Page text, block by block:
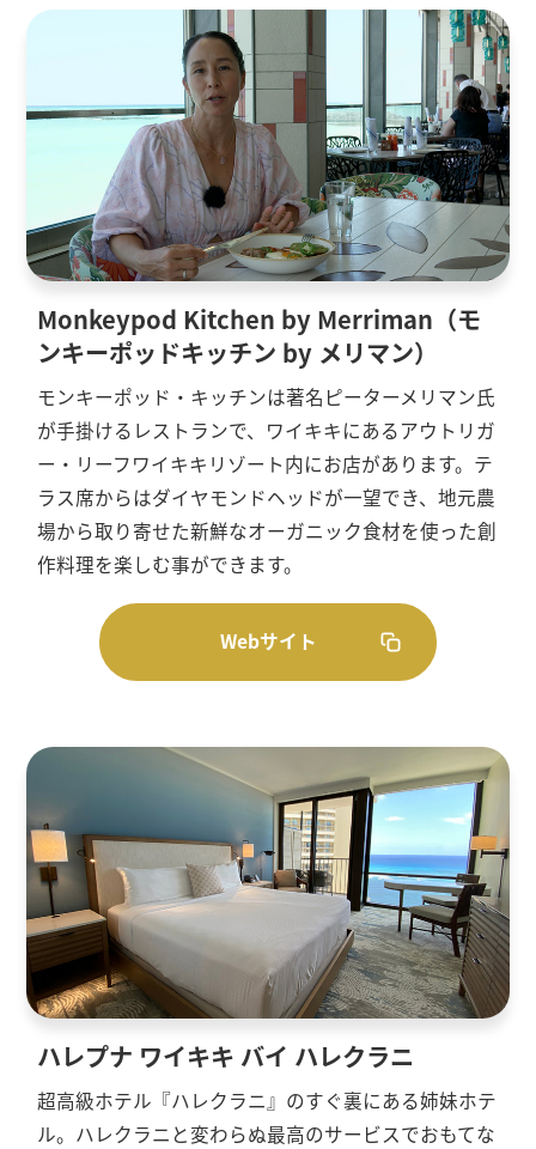
Monkeypod Kitchen by Merriman（モ
ンキーポッドキッチン by メリマン）
モンキーポッド・キッチンは著名ピーターメリマン氏
が手掛けるレストランで、ワイキキにあるアウトリガ
ー・リーフワイキキリゾート内にお店があります。テ
ラス席からはダイヤモンドヘッドが一望でき、地元農
場から取り寄せた新鮮なオーガニック食材を使った創
作料理を楽しむ事ができます。
Webサイト
ハレプナ ワイキキ バイ ハレクラニ
超高級ホテル『ハレクラニ』のすぐ裏にある姉妹ホテ
ル。ハレクラニと変わらぬ最高のサービスでおもてな